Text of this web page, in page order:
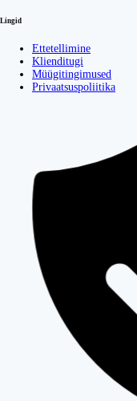
Lingid
Ettetellimine
Klienditugi
Müügitingimused
Privaatsuspoliitika